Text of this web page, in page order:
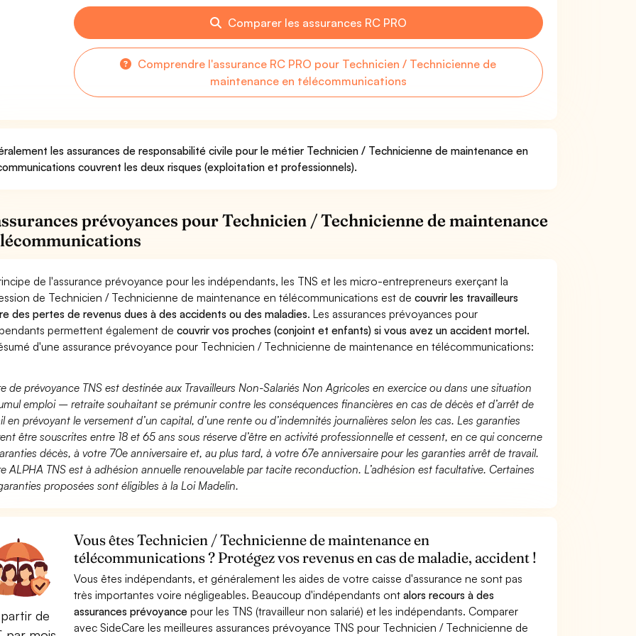
Comparer les assurances RC PRO
Comprendre l'assurance RC PRO pour Technicien / Technicienne de
maintenance en télécommunications
les assurances de responsabilité civile pour le métier Technicien / Technicienne de maintenance en
couvrent les deux risques (exploitation et professionnels).
prévoyances pour Technicien / Technicienne de maintenance
de l'assurance prévoyance pour les indépendants, les TNS et les micro-entrepreneurs exerçant la
de Technicien / Technicienne de maintenance en télécommunications est decouvrir les travailleurs
des pertes de revenus dues à des accidents ou des maladies. Les assurances prévoyances pour
permettent également decouvrir vos proches (conjoint et enfants) si vous avez un accident mortel.
d'une assurance prévoyance pour Technicien / Technicienne de maintenance en télécommunications:
de prévoyance TNS est destinée aux Travailleurs Non-Salariés Non Agricoles en exercice ou dans une situation
emploi – retraite souhaitant se prémunir contre les conséquences financières en cas de décès et d’arrêt de
en prévoyant le versement d’un capital, d’une rente ou d’indemnités journalières selon les cas. Les garanties
être souscrites entre 18 et 65 ans sous réserve d’être en activité professionnelle et cessent, en ce qui concerne
décès, à votre 70e anniversaire et, au plus tard, à votre 67e anniversaire pour les garanties arrêt de travail.
ALPHA TNS est à adhésion annuelle renouvelable par tacite reconduction. L’adhésion est facultative. Certaines
proposées sont éligibles à la Loi Madelin.
de
Vous êtes Technicien / Technicienne de maintenance en
télécommunications ? Protégez vos revenus en cas de maladie, accident !
Vous êtes indépendants, et généralement les aides de votre caisse d'assurance ne sont pas
très importantes voire négligeables. Beaucoup d'indépendants ont alors recours à des
assurances prévoyancepour les TNS (travailleur non salarié) et les indépendants. Comparer
avec SideCare les meilleures assurances prévoyance TNS pour Technicien / Technicienne de